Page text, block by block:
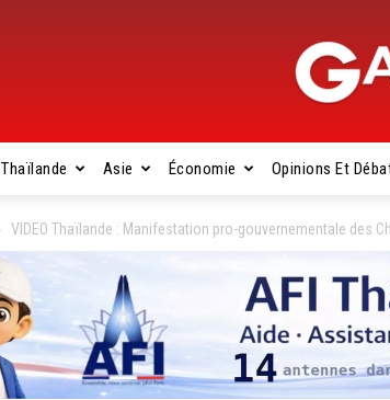
Thaïlande Asie Économie Opinions Et
VIDEO Thaïlande : Manifestation pro-gouvernementale des